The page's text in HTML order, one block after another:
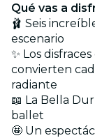
Qué vas a
🩰 Seis
escenario
✨ Los
convierten
radiante
📖 La Bella
ballet
🤩 Un